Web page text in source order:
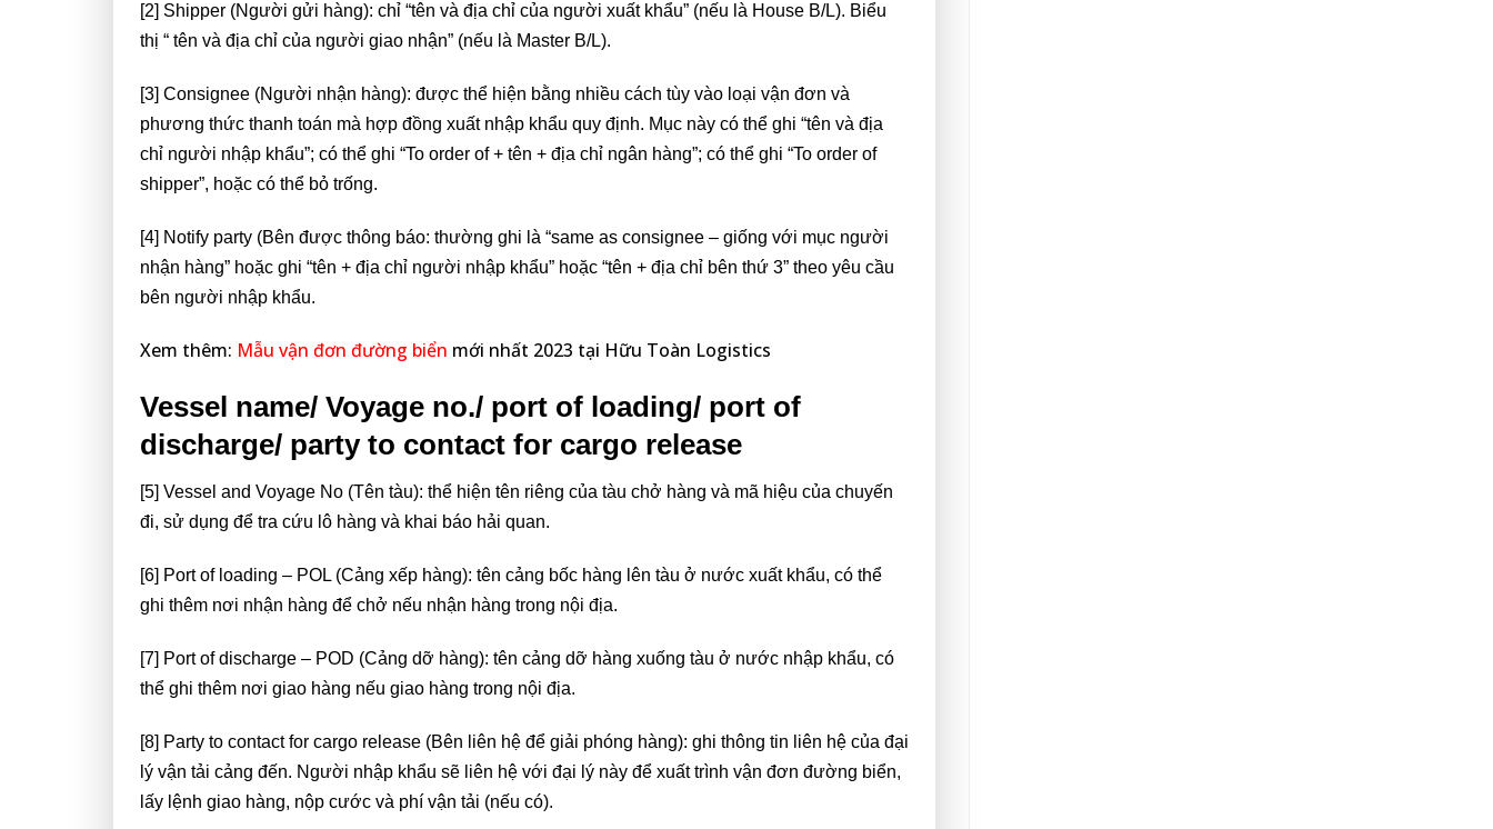
[2] Shipper (Người gửi hàng): chỉ “tên và địa chỉ của người xuất khẩu” (nếu là House B/L). Biểu
thị “ tên và địa chỉ của người giao nhận” (nếu là Master B/L).
[3] Consignee (Người nhận hàng): được thể hiện bằng nhiều cách tùy vào loại vận đơn và
phương thức thanh toán mà hợp đồng xuất nhập khẩu quy định. Mục này có thể ghi “tên và địa
chỉ người nhập khẩu”; có thể ghi “To order of + tên + địa chỉ ngân hàng”; có thể ghi “To order of
shipper”, hoặc có thể bỏ trống.
[4] Notify party (Bên được thông báo: thường ghi là “same as consignee – giống với mục người
nhận hàng” hoặc ghi “tên + địa chỉ người nhập khẩu” hoặc “tên + địa chỉ bên thứ 3” theo yêu cầu
bên người nhập khẩu.
Xem thêm: Mẫu vận đơn đường biển mới nhất 2023 tại Hữu Toàn Logistics
Vessel name/ Voyage no./ port of loading/ port of
discharge/ party to contact for cargo release
[5] Vessel and Voyage No (Tên tàu): thể hiện tên riêng của tàu chở hàng và mã hiệu của chuyến
đi, sử dụng để tra cứu lô hàng và khai báo hải quan.
[6] Port of loading – POL (Cảng xếp hàng): tên cảng bốc hàng lên tàu ở nước xuất khẩu, có thể
ghi thêm nơi nhận hàng để chở nếu nhận hàng trong nội địa.
[7] Port of discharge – POD (Cảng dỡ hàng): tên cảng dỡ hàng xuống tàu ở nước nhập khẩu, có
thể ghi thêm nơi giao hàng nếu giao hàng trong nội địa.
[8] Party to contact for cargo release (Bên liên hệ để giải phóng hàng): ghi thông tin liên hệ của đại
lý vận tải cảng đến. Người nhập khẩu sẽ liên hệ với đại lý này để xuất trình vận đơn đường biển,
lấy lệnh giao hàng, nộp cước và phí vận tải (nếu có).